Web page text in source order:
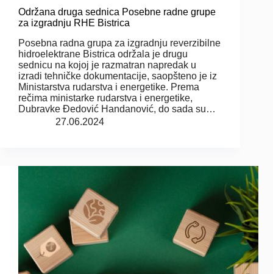
Održana druga sednica Posebne radne grupe
za izgradnju RHE Bistrica
Posebna radna grupa za izgradnju reverzibilne
hidroelektrane Bistrica održala je drugu
sednicu na kojoj je razmatran napredak u
izradi tehničke dokumentacije, saopšteno je iz
Ministarstva rudarstva i energetike. Prema
rečima ministarke rudarstva i energetike,
Dubravke Đedović Handanović, do sada su…
27.06.2024